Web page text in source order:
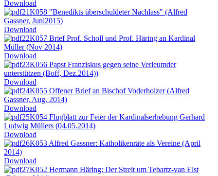
Download
K058 "Benedikts überschuldeter Nachlass" (Alfred
Gassner, Juni2015)
Download
K057 Brief Prof. Scholl und Prof. Häring an Kardinal
Müller (Nov 2014)
Download
K056 Papst Franziskus gegen seine Verleumder
unterstützen (Boff, Dez.2014))
Download
K055 Offener Brief an Bischof Voderholzer (Alfred
Gassner, Aug. 2014)
Download
K054 Flugblatt zur Feier der Kardinalserhebung Gerhard
Ludwig Müllers (04.05.2014)
Download
K053 Alfred Gassner: Katholikenräte als Vereine (April
2014)
Download
K052 Hermann Häring: Der Streit um Tebartz-van Elst